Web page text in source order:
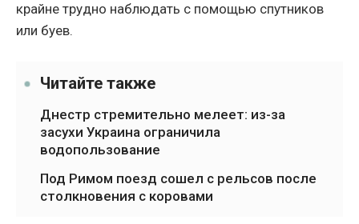
крайне трудно наблюдать с помощью спутников
или буев.
Читайте также
Днестр стремительно мелеет: из-за
засухи Украина ограничила
водопользование
Под Римом поезд сошел с рельсов после
столкновения с коровами